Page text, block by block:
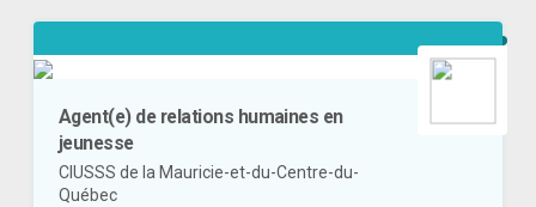
Agent(e) de relations humaines en
jeunesse
CIUSSS de la Mauricie-et-du-Centre-du-
Québec